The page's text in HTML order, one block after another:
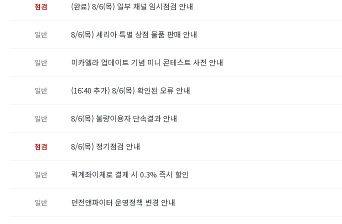
점검 (완료) 8/6(목) 일부 채널 임시점검 안내
일반 8/6(목) 세리아 특별 상점 물품 판매 안내
일반 미카엘라 업데이트 기념 미니 콘테스트 사전 안내
일반 (16:40 추가) 8/6(목) 확인된 오류 안내
일반 8/6(목) 불량이용자 단속결과 안내
점검 8/6(목) 정기점검 안내
일반 퀵계좌이체로 결제 시 0.3% 즉시 할인
일반 던전앤파이터 운영정책 변경 안내